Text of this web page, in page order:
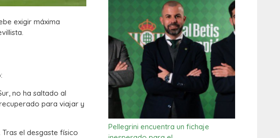
exigir máxima
no ha saltado al
para viajar y
. Tras el desgaste físico
Pellegrini encuentra un fichaje